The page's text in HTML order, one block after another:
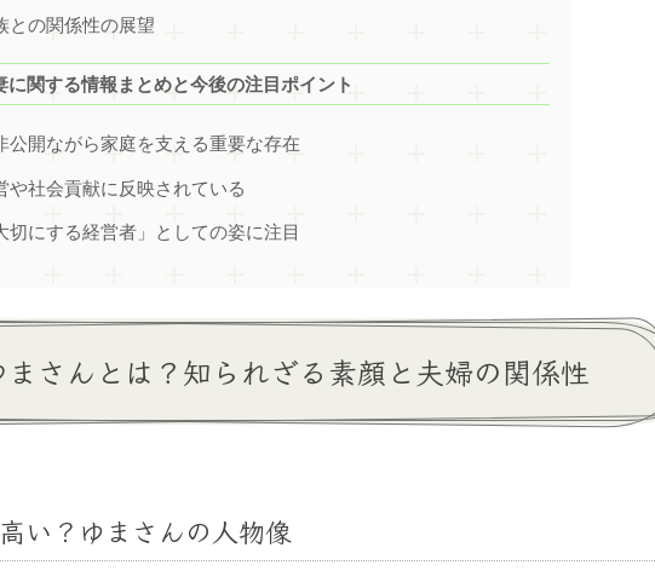
との関係性の展望
に関する情報まとめと今後の注目ポイント
公開ながら家庭を支える重要な存在
や社会貢献に反映されている
切にする経営者」としての姿に注目
さんとは？知られざる素顔と夫婦の関係性
い？ゆまさんの人物像